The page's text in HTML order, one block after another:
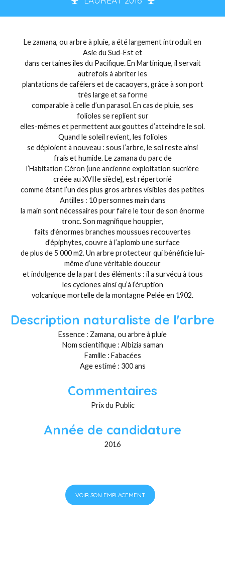
Le zamana, ou arbre à pluie, a été largement introduit en
Asie du Sud-Est et
dans certaines îles du Pacifique. En Martinique, il servait
autrefois à abriter les
plantations de caféiers et de cacaoyers, grâce à son port
très large et sa forme
comparable à celle d’un parasol. En cas de pluie, ses
folioles se replient sur
elles-mêmes et permettent aux gouttes d’atteindre le sol.
Quand le soleil revient, les folioles
se déploient à nouveau : sous l’arbre, le sol reste ainsi
frais et humide. Le zamana du parc de
l’Habitation Céron (une ancienne exploitation sucrière
créée au XVIIe siècle), est répertorié
comme étant l’un des plus gros arbres visibles des petites
Antilles : 10 personnes main dans
la main sont nécessaires pour faire le tour de son énorme
tronc. Son magnifique houppier,
faits d’énormes branches moussues recouvertes
d’épiphytes, couvre à l’aplomb une surface
de plus de 5 000 m2. Un arbre protecteur qui bénéficie lui-
même d’une véritable douceur
et indulgence de la part des éléments : il a survécu à tous
les cyclones ainsi qu’à l’éruption
volcanique mortelle de la montagne Pelée en 1902.
Description naturaliste de l'arbre
Essence : Zamana, ou arbre à pluie
Nom scientifique : Albizia saman
Famille : Fabacées
Age estimé : 300 ans
Commentaires
Prix du Public
Année de candidature
2016
VOIR SON EMPLACEMENT